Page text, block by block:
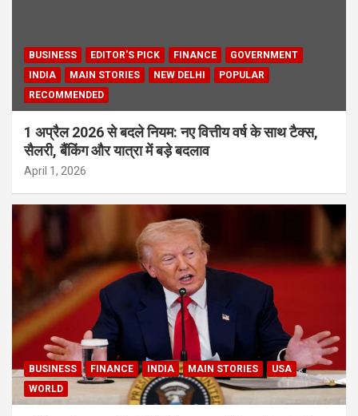
BUSINESS EDITOR'S PICK FINANCE
GOVERNMENT
INDIA
MAIN STORIES NEW DELHI
POPULAR
RECOMMENDED
1 अप्रैल 2026 से बदले नियम: नए वित्तीय वर्ष के साथ टैक्स,
सैलरी, बैंकिंग और यात्रा में बड़े बदलाव
April 1, 2026
BUSINESS FINANCE INDIA MAIN STORIES
USA
WORLD